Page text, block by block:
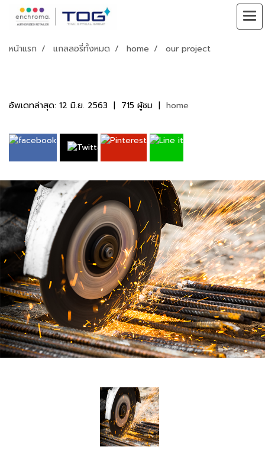
หน้าแรก แกลลอรี่ทั้งหมด home our project
อัพเดทล่าสุด: 12 มิ.ย. 2563 | 715 ผู้ชม | home